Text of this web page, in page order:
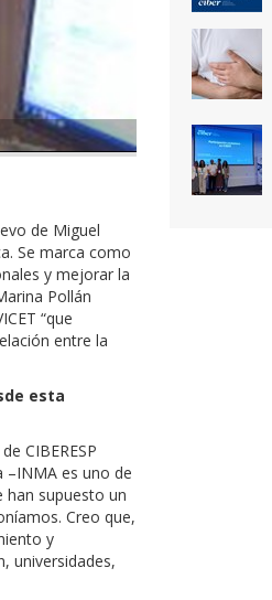
de Miguel
Se marca como
y mejorar la
Pollán
“que
entre la
esta
CIBERESP
–INMA es uno de
han supuesto un
Creo que,
y
universidades,